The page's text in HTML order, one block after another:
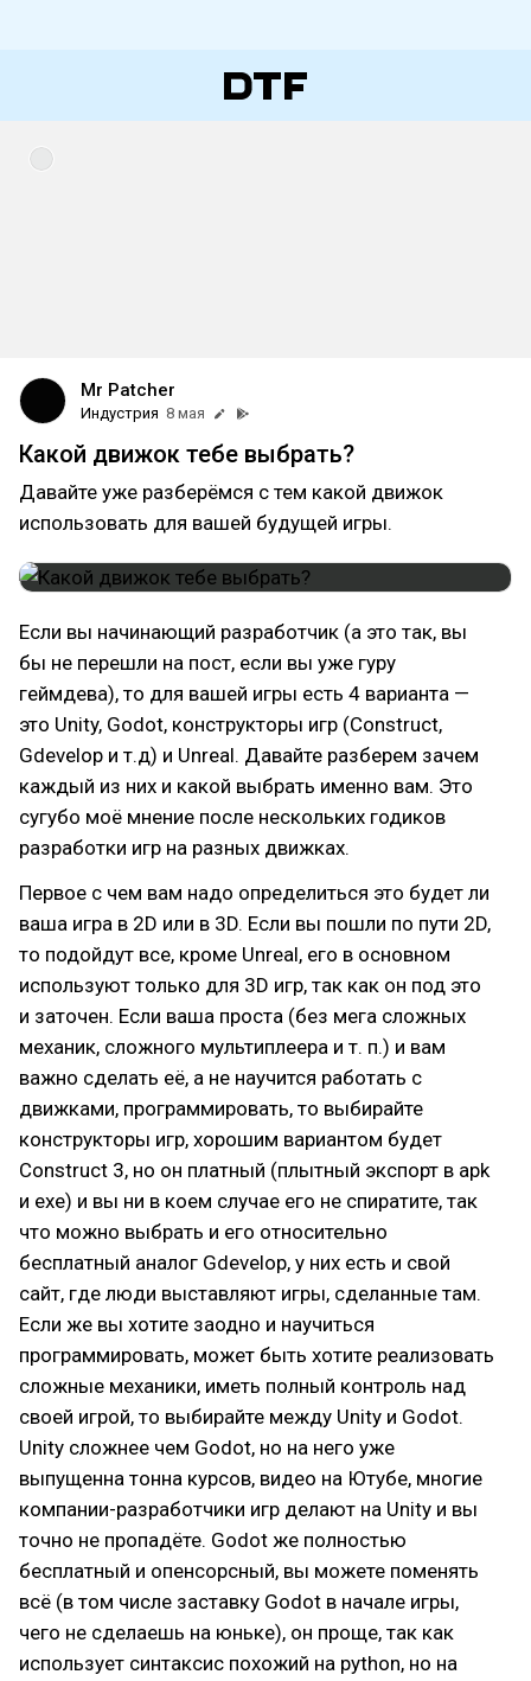
Mr Patcher
Индустрия 8 мая
Какой движок тебе выбрать?
Давайте уже разберёмся с тем какой движок
использовать для вашей будущей игры.
Если вы начинающий разработчик (а это так, вы
бы не перешли на пост, если вы уже гуру
геймдева), то для вашей игры есть 4 варианта —
это Unity, Godot, конструкторы игр (Construct,
Gdevelop и т.д) и Unreal. Давайте разберем зачем
каждый из них и какой выбрать именно вам. Это
сугубо моё мнение после нескольких годиков
разработки игр на разных движках.
Первое с чем вам надо определиться это будет ли
ваша игра в 2D или в 3D. Если вы пошли по пути 2D,
то подойдут все, кроме Unreal, его в основном
используют только для 3D игр, так как он под это
и заточен. Если ваша проста (без мега сложных
механик, сложного мультиплеера и т. п.) и вам
важно сделать её, а не научится работать с
движками, программировать, то выбирайте
конструкторы игр, хорошим вариантом будет
Construct 3, но он платный (плытный экспорт в apk
и exe) и вы ни в коем случае его не спиратите, так
что можно выбрать и его относительно
бесплатный аналог Gdevelop, у них есть и свой
сайт, где люди выставляют игры, сделанные там.
Если же вы хотите заодно и научиться
программировать, может быть хотите реализовать
сложные механики, иметь полный контроль над
своей игрой, то выбирайте между Unity и Godot.
Unity сложнее чем Godot, но на него уже
выпущенна тонна курсов, видео на Ютубе, многие
компании-разработчики игр делают на Unity и вы
точно не пропадёте. Godot же полностью
бесплатный и опенсорсный, вы можете поменять
всё (в том числе заставку Godot в начале игры,
чего не сделаешь на юньке), он проще, так как
использует синтаксис похожий на python, но на